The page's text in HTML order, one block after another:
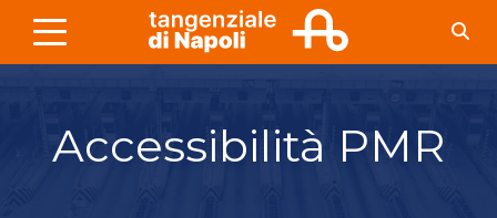
Skip to Main Content
Accessibilità PMR